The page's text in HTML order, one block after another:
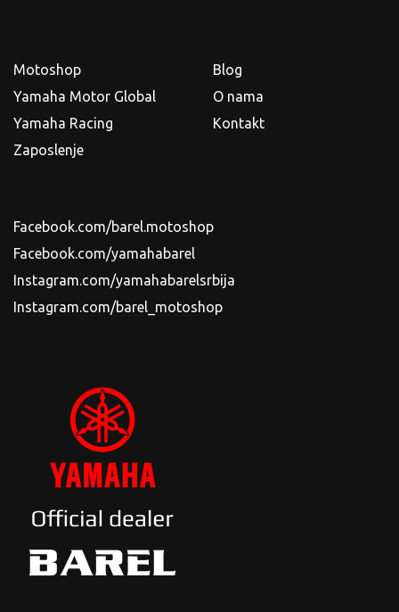
Motoshop
Yamaha Motor Global
Yamaha Racing
Zaposlenje
Blog
O nama
Kontakt
Facebook.com/barel.motoshop
Facebook.com/yamahabarel
Instagram.com/yamahabarelsrbija
Instagram.com/barel_motoshop